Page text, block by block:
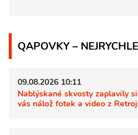
QAPOVKY –
09.08.2026 10:11
Nablýskané skvosty zaplavily
vás nálož fotek a video z